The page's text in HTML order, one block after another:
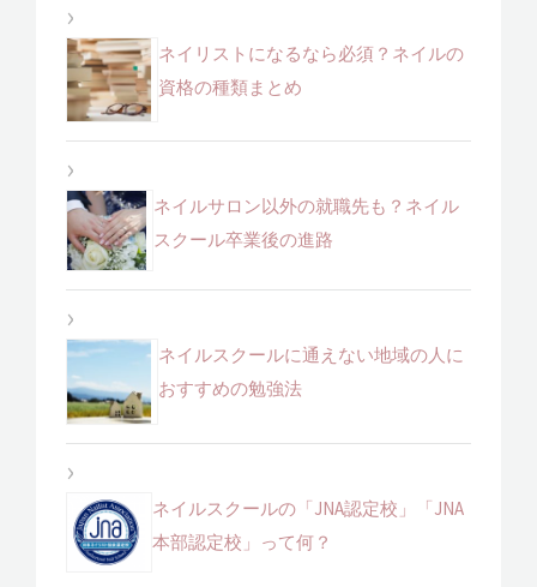
ネイリストになるなら必須？ネイルの
資格の種類まとめ
ネイルサロン以外の就職先も？ネイル
スクール卒業後の進路
ネイルスクールに通えない地域の人に
おすすめの勉強法
ネイルスクールの「JNA認定校」「JNA
本部認定校」って何？